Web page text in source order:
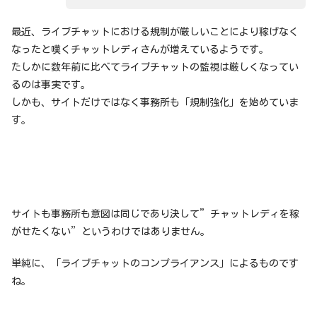
最近、ライブチャットにおける規制が厳しいことにより稼げなく
なったと嘆くチャットレディさんが増えているようです。
たしかに数年前に比べてライブチャットの監視は厳しくなってい
るのは事実です。
しかも、サイトだけではなく事務所も「規制強化」を始めていま
す。
サイトも事務所も意図は同じであり決して”チャットレディを稼
がせたくない”というわけではありません。
単純に、「ライブチャットのコンプライアンス」によるものです
ね。